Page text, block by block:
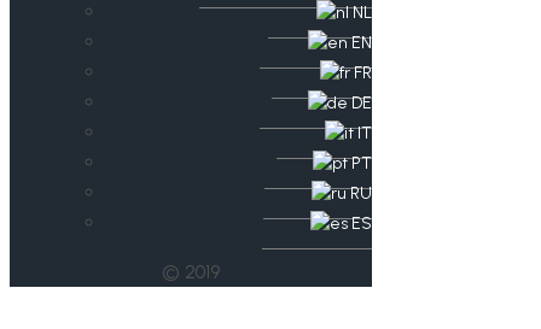
NL
EN
FR
DE
IT
PT
RU
ES
© 2019